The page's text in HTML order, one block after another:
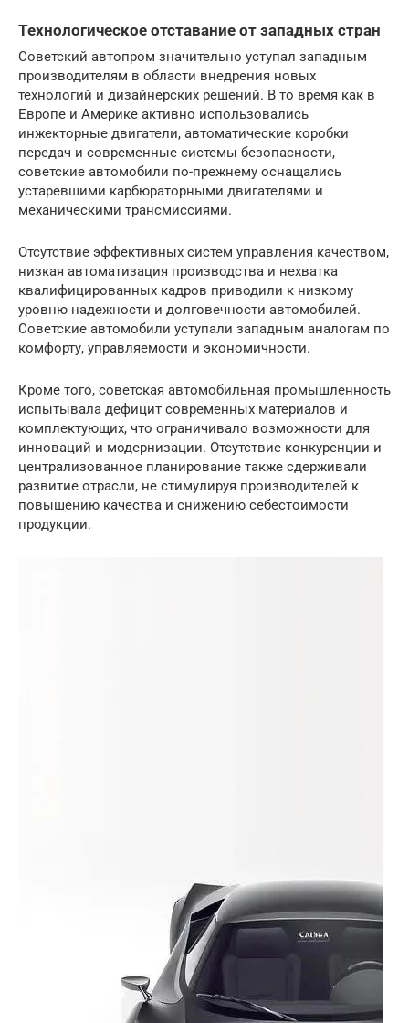
Технологическое отставание от западных стран
Советский автопром значительно уступал западным
производителям в области внедрения новых
технологий и дизайнерских решений. В то время как в
Европе и Америке активно использовались
инжекторные двигатели, автоматические коробки
передач и современные системы безопасности,
советские автомобили по-прежнему оснащались
устаревшими карбюраторными двигателями и
механическими трансмиссиями.
Отсутствие эффективных систем управления качеством,
низкая автоматизация производства и нехватка
квалифицированных кадров приводили к низкому
уровню надежности и долговечности автомобилей.
Советские автомобили уступали западным аналогам по
комфорту, управляемости и экономичности.
Кроме того, советская автомобильная промышленность
испытывала дефицит современных материалов и
комплектующих, что ограничивало возможности для
инноваций и модернизации. Отсутствие конкуренции и
централизованное планирование также сдерживали
развитие отрасли, не стимулируя производителей к
повышению качества и снижению себестоимости
продукции.